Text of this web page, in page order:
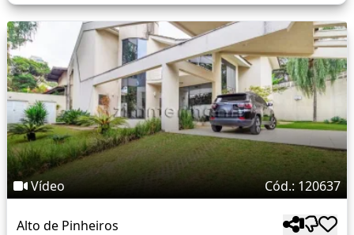
Vídeo Cód.: 120637
Alto de Pinheiros